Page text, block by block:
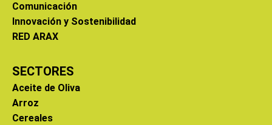
Comunicación
Innovación y Sostenibilidad
RED ARAX
SECTORES
Aceite de Oliva
Arroz
Cereales